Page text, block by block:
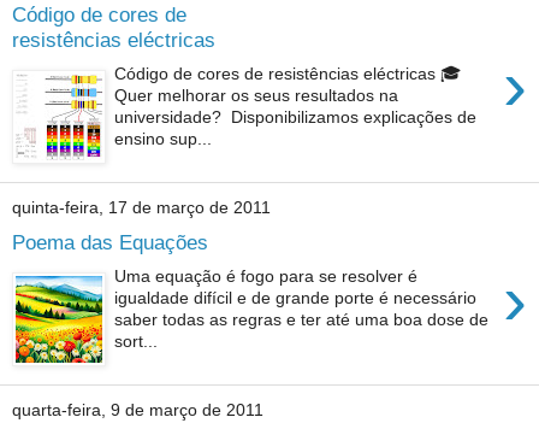
Código de cores de
resistências eléctricas
›
Código de cores de resistências eléctricas 🎓
Quer melhorar os seus resultados na
universidade? Disponibilizamos explicações de
ensino sup...
quinta-feira, 17 de março de 2011
Poema das Equações
›
Uma equação é fogo para se resolver é
igualdade difícil e de grande porte é necessário
saber todas as regras e ter até uma boa dose de
sort...
quarta-feira, 9 de março de 2011